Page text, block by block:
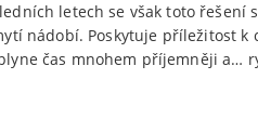
letech se však toto řešení
nádobí. Poskytuje příležitost k
čas mnohem příjemněji a…